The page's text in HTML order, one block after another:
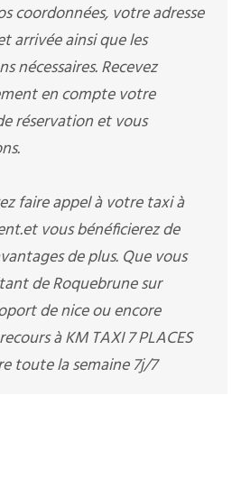
coordonnées, votre adresse
arrivée ainsi que les
nécessaires. Recevez
en compte votre
réservation et vous
faire appel à votre taxi à
vous bénéficierez de
de plus. Que vous
de Roquebrune sur
de nice ou encore
à KM TAXI 7 PLACES
toute la semaine 7j/7